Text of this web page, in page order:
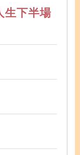
生下半場